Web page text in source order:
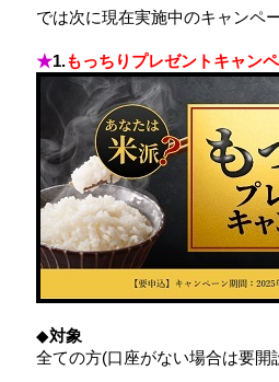
では次に現在実施中のキャンペ
★1.もっちりプレゼントキャン
◆対象
全ての方(口座がない場合は要開